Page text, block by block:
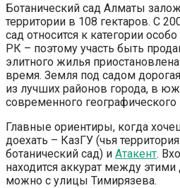
Ботанический сад Алматы
территории в 108 гектаров. С
сад относится к категории
РК – поэтому участь быть
элитного жилья
время. Земля под садом
из лучших районов города, в
современного географического
Главные ориентиры, когда
доехать – КазГУ (чья
ботанический сад) и Атакент.
находится аккурат между
можно с улицы Тимирязева.